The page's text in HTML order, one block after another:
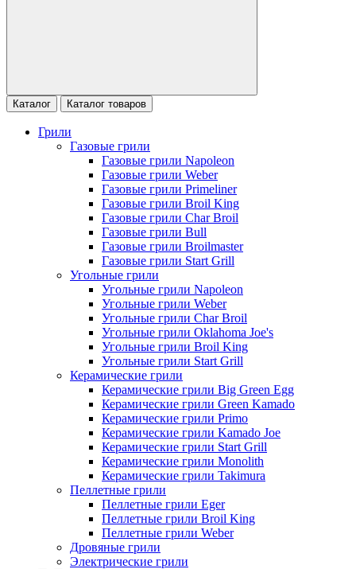
Каталог Каталог товаров
Грили
Газовые грили
Газовые грили Napoleon
Газовые грили Weber
Газовые грили Primeliner
Газовые грили Broil King
Газовые грили Char Broil
Газовые грили Bull
Газовые грили Broilmaster
Газовые грили Start Grill
Угольные грили
Угольные грили Napoleon
Угольные грили Weber
Угольные грили Char Broil
Угольные грили Oklahoma Joe's
Угольные грили Broil King
Угольные грили Start Grill
Керамические грили
Керамические грили Big Green Egg
Керамические грили Green Kamado
Керамические грили Primo
Керамические грили Kamado Joe
Керамические грили Start Grill
Керамические грили Monolith
Керамические грили Takimura
Пеллетные грили
Пеллетные грили Eger
Пеллетные грили Broil King
Пеллетные грили Weber
Дровяные грили
Электрические грили